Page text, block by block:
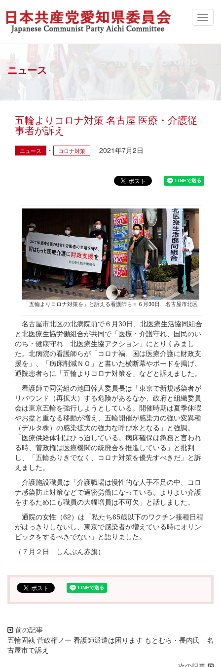
ニュース
五輪よりコロナ対策 名古屋 医療・介護従
事者が訴え
ニュース コロナ対策 2021年7月2日
「五輪よりコロナ対策を」と訴える看護師ら＝６月30日、名古屋市北区
名古屋市北区の北病院前で６月30日、北医療生活協同組合
と北医療生協労働組合が共同で「医療・介護守れ、国民のい
のち・健康守れ 北医療生協アクション」にとりくみまし
た。北病院の看護師らが「コロナ禍、国は医療介護に財政支
援を」、「病床削減ＮＯ」と書いた横断幕やボードを掲げ、
通院患者らに「五輪よりコロナ対策を」などと訴えました。
看護師で同労組の池田幹人委員長は「東京で新規感染者が
リバウンド（再拡大）する危険があるなか、政府と組織委員
会は東京五輪を強行しようとしている。開催時期は夏季休暇
やお盆と重なる移動が増え、五輪開催が感染力の強い変異種
（デルタ株）の感染拡大の強力な呼び水となる」と強調。
「医療供給体制はひっ迫している。病床確保は急務と言われ
る時、菅政権は医療機関の統廃合を推進している」と批判
し、「五輪ありきでなく、コロナ対策を優先すべきだ」と訴
えました。
介護施設職員は「介護職場は慢性的な人手不足の中、コロ
ナ感染防止対策などで過密労働になっている。よりよい介護
をするためにも職員の大幅増員は不可欠」と話しました。
通院の女性（62）は「私たち65歳以下のワクチン接種日程
がはっきりしないし、東京で感染者が増えている時にオリン
ピックをするべきでない」と語りました。
（７月２日 しんぶん赤旗）
五輪固執 菅政権ノー 看護師派遣は困ります もとむら・長内氏 名
古屋市で訴え